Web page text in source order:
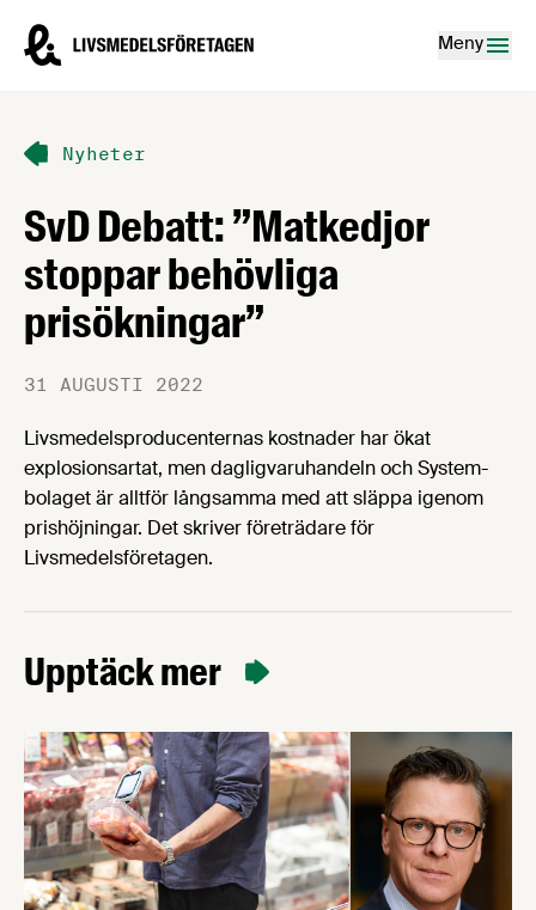
Livsmedelsföretagen – till startsidan
Meny
Nyheter
SvD Debatt: ”Matkedjor
stoppar behövliga
prisökningar”
31 AUGUSTI 2022
Livsmedelsproducenternas kostnader har ökat
explosions­artat, men dagligvaru­handeln och System­
bolaget är alltför långsamma med att släppa igenom
prishöjningar. Det skriver företrädare för
Livsmedelsföretagen.
Upptäck mer